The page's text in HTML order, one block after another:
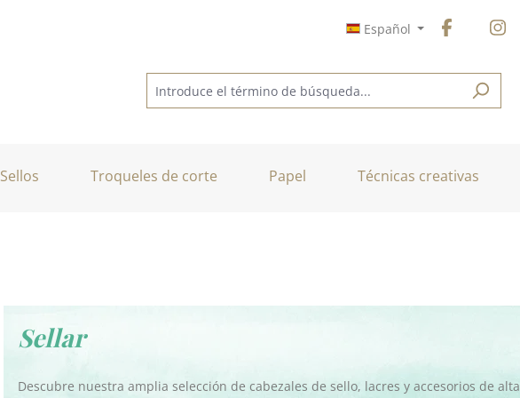
Español
Sellos Troqueles de corte Papel Técnicas creativas
Sellar
Descubre nuestra amplia selección de cabezales de sello, lacres y accesorios de alta